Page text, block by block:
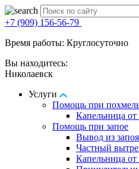
+7 (909) 156-56-79
Время работы: Круглосуточно
Вы находитесь:
Николаевск
Услуги
Помощь при
Капельница от
Помощь при запое
Вывод из запоя
Частный
Капельница от